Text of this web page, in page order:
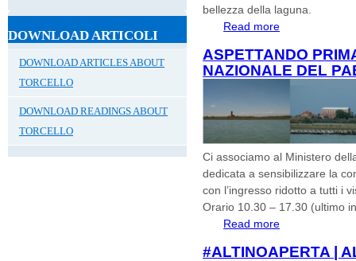
DOWNLOAD ARTICOLI
DOWNLOAD ARTICLES ABOUT
TORCELLO
DOWNLOAD READINGS ABOUT
TORCELLO
bellezza della laguna.
Read more
ASPETTANDO
NAZIONALE DEL
Ci associamo al Ministero
dedicata a sensibilizzare la
con l’ingresso ridotto a tutti i
Orario 10.30 – 17.30 (ultimo
Read more
#ALTINOAPERTA |